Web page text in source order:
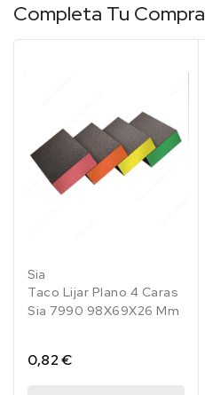
Completa Tu Compra
Sia
Taco Lijar Plano 4 Caras
Sia 7990 98X69X26 Mm
0,82 €